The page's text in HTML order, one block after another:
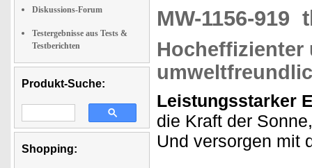
Diskussions-Forum
Testergebnisse aus Tests &
Testberichten
Produkt-Suche:
Shopping:
MW-1156-919
Hocheffizienter
Leistungsstarker
die Kraft der
Und versorgen mit